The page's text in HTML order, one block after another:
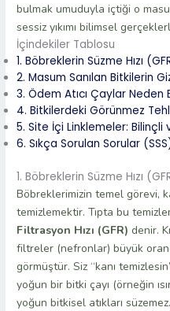
bulmak umuduyla içtiği o
sessiz yıkımı bilimsel
İçindekiler Tablosu
1. Böbreklerin Süzme Hızı
2. Masum Sanılan Bitkilerin
3. Ödem Atıcı Çaylar Neden
4. Bitkilerdeki Görünmez
5. Site İçi Linklemeler: Bilinçli
6. Sıkça Sorulan Sorular
1. Böbreklerin Süzme Hızı
Böbreklerimizin temel görevi,
temizlemektir. Tıpta bu
Filtrasyon Hızı (GFR) denir.
filtreler (nefronlar) büyük
görmüştür. Siz “kanı
yoğun bir bitki çayı (örneğin
yoğun bitkisel atıkları